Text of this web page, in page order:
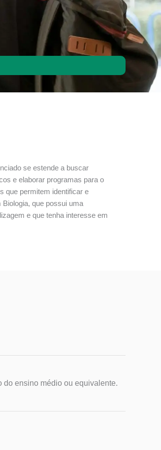
se estende a buscar
e elaborar programas para o
que permitem identificar e
que possui uma
e que tenha interesse em
do ensino médio ou equivalente.